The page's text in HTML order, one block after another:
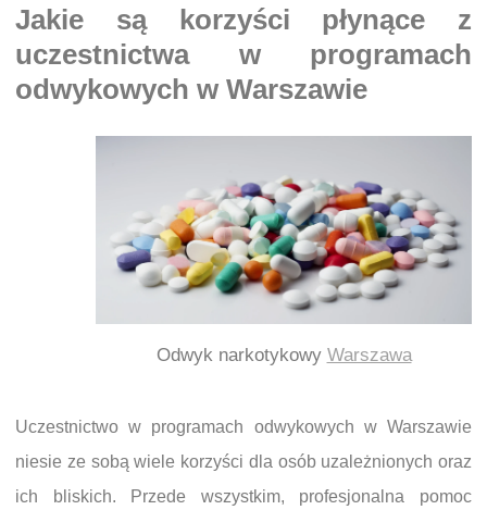
Jakie są korzyści płynące z
uczestnictwa w programach
odwykowych w Warszawie
Odwyk narkotykowy Warszawa
Uczestnictwo w programach odwykowych w Warszawie
niesie ze sobą wiele korzyści dla osób uzależnionych oraz
ich bliskich. Przede wszystkim, profesjonalna pomoc